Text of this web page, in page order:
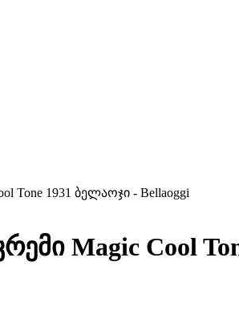
Tone 1931 ბელაოჯი - Bellaoggi
Magic Cool